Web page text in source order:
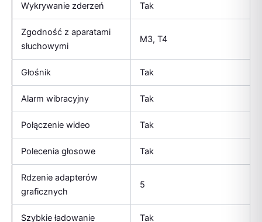
Wykrywanie zderzeń Tak
Zgodność z aparatami
słuchowymi
M3, T4
Głośnik Tak
Alarm wibracyjny Tak
Połączenie wideo Tak
Polecenia głosowe Tak
Rdzenie adapterów
graficznych
5
Szybkie ładowanie Tak